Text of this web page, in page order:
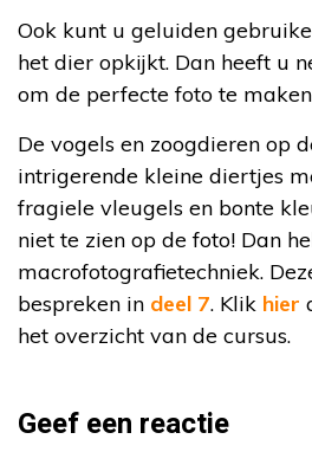
Ook kunt u geluiden
het dier opkijkt. Dan heeft u
om de perfecte foto te
De vogels en zoogdieren op
intrigerende kleine diertjes
fragiele vleugels en bonte
niet te zien op de foto! Dan
macrofotografietechniek.
bespreken in deel 7. Klik hier
het overzicht van de cursus.
Geef een reactie